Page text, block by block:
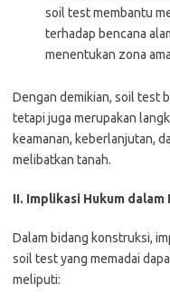
soil test membantu
terhadap bencana
menentukan zona
Dengan demikian, soil test
tetapi juga merupakan
keamanan, keberlanjutan,
melibatkan tanah.
II. Implikasi Hukum
Dalam bidang konstruksi,
soil test yang memadai
meliputi: